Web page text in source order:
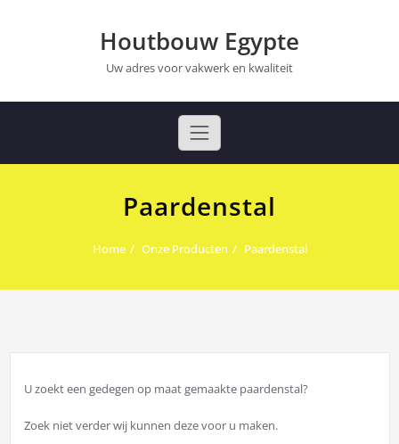
Houtbouw Egypte
Uw adres voor vakwerk en kwaliteit
Paardenstal
Home Onze Producten Paardenstal
U zoekt een gedegen op maat gemaakte paardenstal?
Zoek niet verder wij kunnen deze voor u maken.